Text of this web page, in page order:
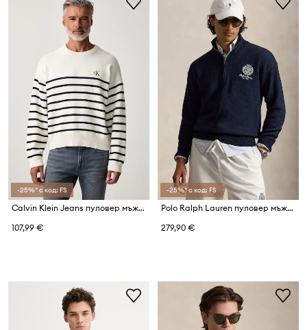
-25%* с код: FS
Calvin Klein Jeans пуловер мъжки от памук
107,99 €
-25%* с код: FS
Polo Ralph Lauren пуловер мъжки от памук
279,90 €